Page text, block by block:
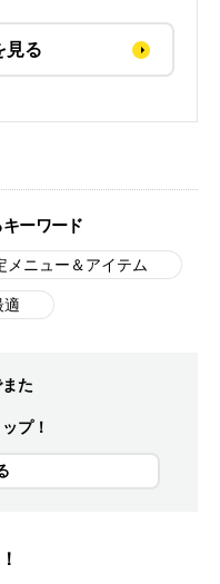
見る
ーワード
メニュー＆アイテム
適
た
プ！